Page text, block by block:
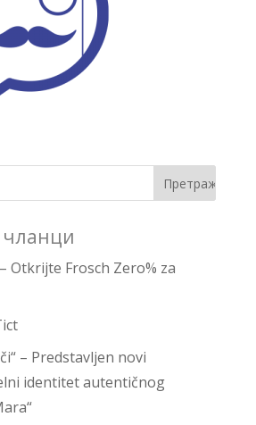
Otkrijte Frosch Zero% za
– Predstavljen novi
identitet autentičnog